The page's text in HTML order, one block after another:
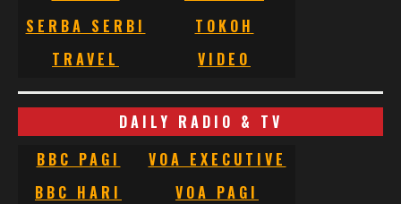
SERBA SERBI
TOKOH
TRAVEL
VIDEO
DAILY RADIO & TV
BBC PAGI
VOA EXECUTIVE
BBC HARI
VOA PAGI